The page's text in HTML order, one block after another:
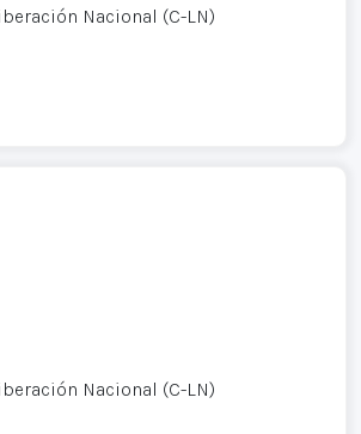
Nacional (C-LN)
Nacional (C-LN)